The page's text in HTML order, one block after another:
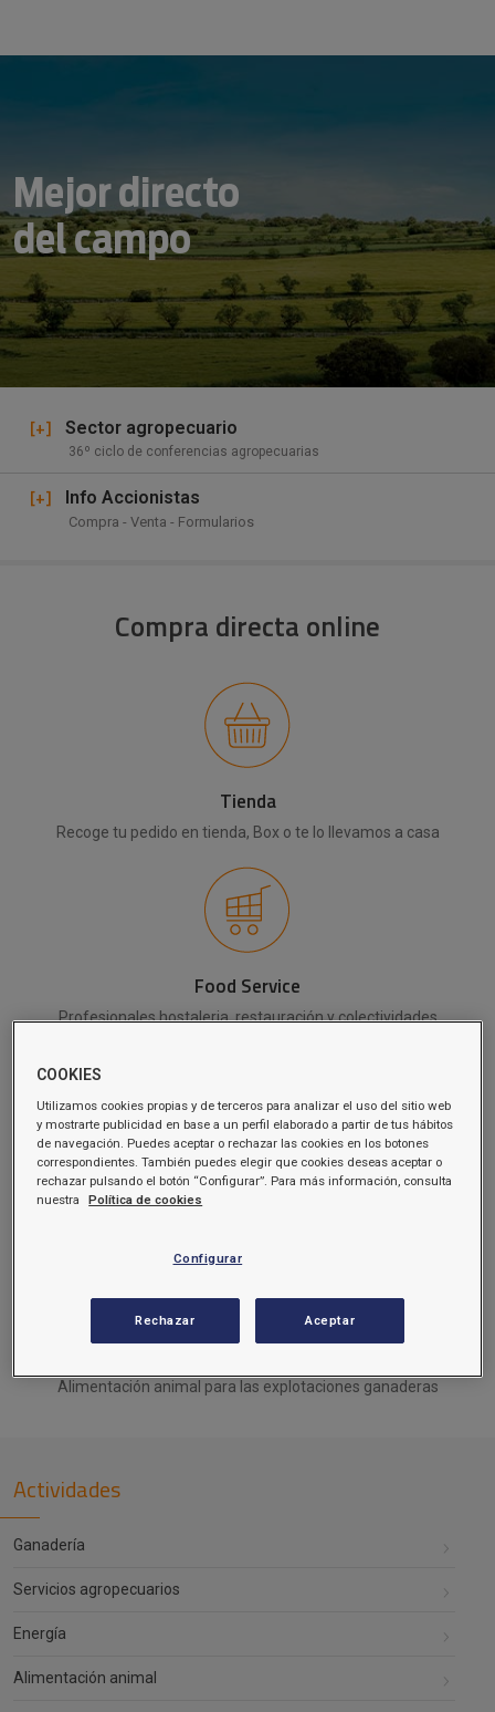
Mejor directo
del campo
[+] Sector agropecuario
36º ciclo de conferencias agropecuarias
[+] Info Accionistas
Compra - Venta - Formularios
Compra directa online
Tienda
Recoge tu pedido en tienda, Box o te lo llevamos a casa
Food Service
Profesionales hostaleria, restauración y colectividades
Carburantes
Consulta el precio online y te llevamos el gasoil a domicilio
Alimentación animal para las explotaciones ganaderas
Actividades
Ganadería
Servicios agropecuarios
Energía
Alimentación animal
COOKIES
Utilizamos cookies propias y de terceros para analizar el uso del sitio web
y mostrarte publicidad en base a un perfil elaborado a partir de tus hábitos
de navegación. Puedes aceptar o rechazar las cookies en los botones
correspondientes. También puedes elegir que cookies deseas aceptar o
rechazar pulsando el botón “Configurar”. Para más información, consulta
nuestra
Política de cookies
Configurar
Rechazar Aceptar